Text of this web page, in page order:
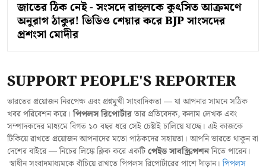
জাতের ঠিক নেই - সংসদে রাহুলকে কুৎসিত আক্রমণে
অনুরাগ ঠাকুর! ভিডিও শেয়ার করে BJP সাংসদের
প্রশংসা মোদীর
SUPPORT PEOPLE'S REPORTER
ভারতের প্রয়োজন নিরপেক্ষ এবং প্রশ্নমুখী সাংবাদিকতা — যা আপনার সামনে সঠিক
খবর পরিবেশন করে।পিপলস রিপোর্টারতার প্রতিবেদক, কলাম লেখক এবং
সম্পাদকদের মাধ্যমে বিগত ১০ বছর ধরে সেই চেষ্টাই চালিয়ে যাচ্ছে। এই কাজকে
টিকিয়ে রাখতে প্রয়োজন আপনাদের মতো পাঠকদের সহায়তা। আপনি ভারতে থাকুন বা
দেশের বাইরে — নিচের লিঙ্কে ক্লিক করে একটিপেইড সাবস্ক্রিপশননিতে পারেন।
স্বাধীন সংবাদমাধ্যমকে বাঁচিয়ে রাখতে পিপলস রিপোর্টারের পাশে দাঁড়ান।পিপলস